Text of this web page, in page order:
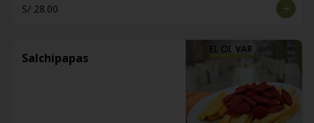
S/ 28.00
Salchipapas